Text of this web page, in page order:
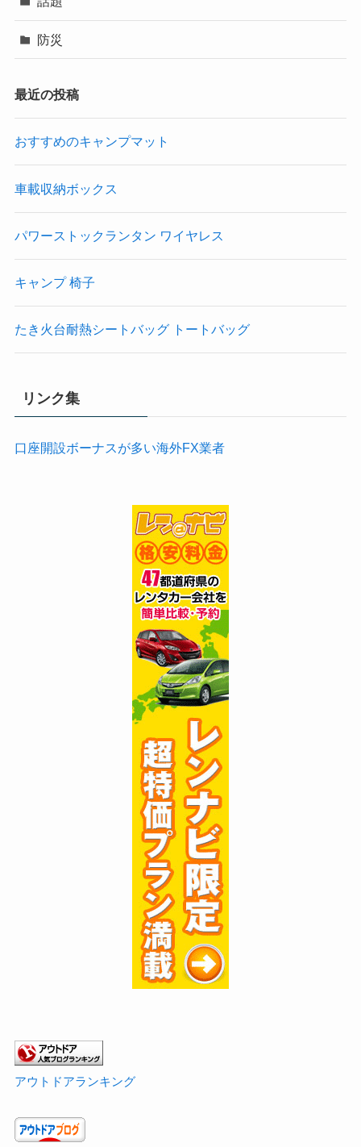
防災
最近の投稿
おすすめのキャンプマット
車載収納ボックス
パワーストックランタン ワイヤレス
キャンプ 椅子
たき火台耐熱シートバッグ トートバッグ
リンク集
口座開設ボーナスが多い海外FX業者
アウトドアランキング